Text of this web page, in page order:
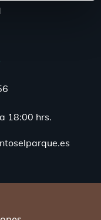
18:00 hrs.